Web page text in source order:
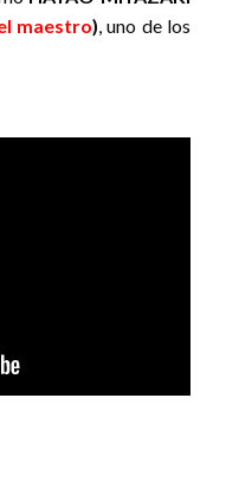
maestro) , uno de los